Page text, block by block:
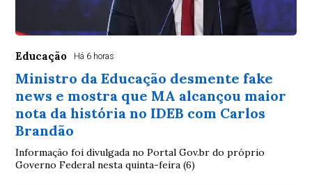
Educação Há 6 horas
Ministro da Educação desmente fake
news e mostra que MA alcançou maior
nota da história no IDEB com Carlos
Brandão
Informação foi divulgada no Portal Gov.br do próprio
Governo Federal nesta quinta-feira (6)